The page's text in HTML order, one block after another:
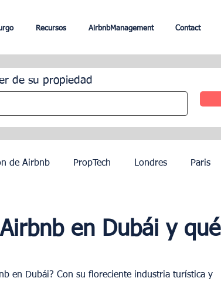
Recursos AirbnbManagement Contact
de su propiedad
de Airbnb PropTech Londres Paris
en Dubái y qué
en Dubái? Con su floreciente industria turística y